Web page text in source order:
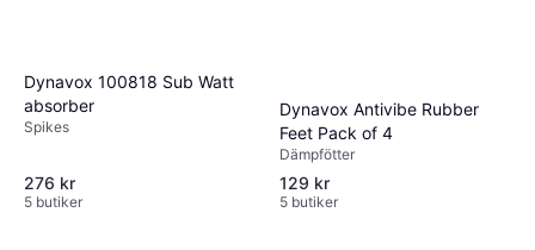
Dynavox 100818 Sub Watt
absorber
Spikes
276 kr
5 butiker
Dynavox Antivibe Rubber
Feet Pack of 4
Dämpfötter
129 kr
5 butiker